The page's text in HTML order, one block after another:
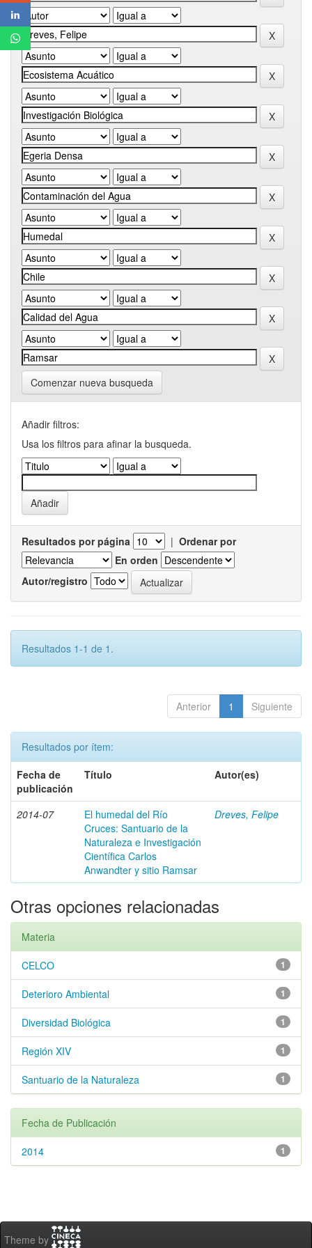
Comenzar nueva busqueda
Añadir filtros:
Usa los filtros para afinar la busqueda.
Resultados por página | Ordenar por
En orden
Autor/registro
Resultados 1-1 de 1.
Anterior 1 Siguiente
Resultados por ítem:
Fecha de
publicación
Título Autor(es)
2014-07
El humedal del Río
Cruces: Santuario de la
Naturaleza e Investigación
Científica Carlos
Anwandter y sitio Ramsar
Dreves, Felipe
Otras opciones relacionadas
Materia
1
CELCO
1
Deterioro Ambiental
1
Diversidad Biológica
1
Región XIV
1
Santuario de la Naturaleza
Fecha de Publicación
1
2014
Theme by